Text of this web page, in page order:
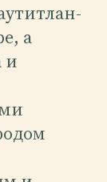
а
и